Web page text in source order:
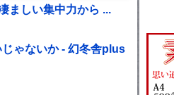
ましい集中力から ...
じゃないか - 幻冬舎plus